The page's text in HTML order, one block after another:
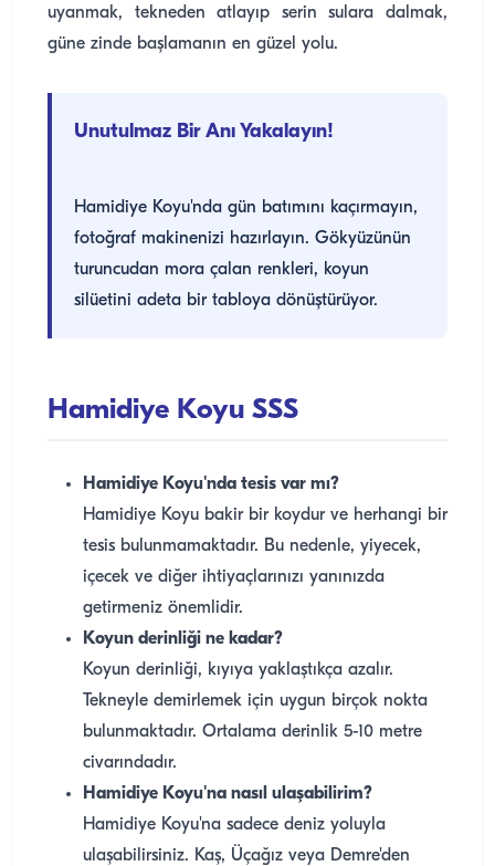
uyanmak, tekneden atlayıp serin sulara dalmak,
güne zinde başlamanın en güzel yolu.
Unutulmaz Bir Anı Yakalayın!
Hamidiye Koyu'nda gün batımını kaçırmayın,
fotoğraf makinenizi hazırlayın. Gökyüzünün
turuncudan mora çalan renkleri, koyun
silüetini adeta bir tabloya dönüştürüyor.
Hamidiye Koyu SSS
Hamidiye Koyu'nda tesis var mı?
Hamidiye Koyu bakir bir koydur ve herhangi bir
tesis bulunmamaktadır. Bu nedenle, yiyecek,
içecek ve diğer ihtiyaçlarınızı yanınızda
getirmeniz önemlidir.
Koyun derinliği ne kadar?
Koyun derinliği, kıyıya yaklaştıkça azalır.
Tekneyle demirlemek için uygun birçok nokta
bulunmaktadır. Ortalama derinlik 5-10 metre
civarındadır.
Hamidiye Koyu'na nasıl ulaşabilirim?
Hamidiye Koyu'na sadece deniz yoluyla
ulaşabilirsiniz. Kaş, Üçağız veya Demre'den